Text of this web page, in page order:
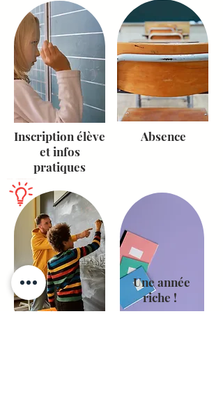
Inscription élève
et infos
pratiques
Absence
Une année
riche !